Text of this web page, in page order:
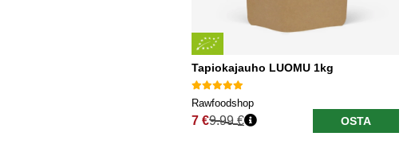
Tapiokajauho LUOMU 1kg
Rawfoodshop
7 €
Normaali hinta
9.99 € OSTA